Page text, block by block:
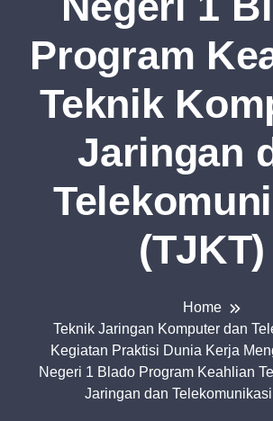
Program
Teknik
Jaringan
(TJKT)
Home
Teknik Jaringan Komputer dan
Kegiatan Praktisi Dunia Kerja
Negeri 1 Blado Program Keahlian
Jaringan dan